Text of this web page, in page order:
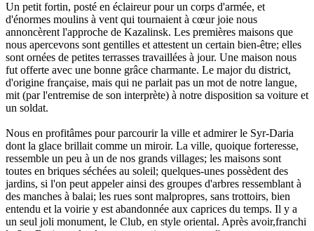
Un petit fortin, posté en éclaireur pour un corps d'armée, et
d'énormes moulins à vent qui tournaient à cœur joie nous
annoncèrent l'approche de Kazalinsk. Les premières maisons que
nous apercevons sont gentilles et attestent un certain bien-être; elles
sont ornées de petites terrasses travaillées à jour. Une maison nous
fut offerte avec une bonne grâce charmante. Le major du district,
d'origine française, mais qui ne parlait pas un mot de notre langue,
mit (par l'entremise de son interprète) à notre disposition sa voiture et
un soldat.
Nous en profitâmes pour parcourir la ville et admirer le Syr-Daria
dont la glace brillait comme un miroir. La ville, quoique forteresse,
ressemble un peu à un de nos grands villages; les maisons sont
toutes en briques séchées au soleil; quelques-unes possèdent des
jardins, si l'on peut appeler ainsi des groupes d'arbres ressemblant à
des manches à balai; les rues sont malpropres, sans trottoirs, bien
entendu et la voirie y est abandonnée aux caprices du temps. Il y a
un seul joli monument, le Club, en style oriental. Après avoir,franchi